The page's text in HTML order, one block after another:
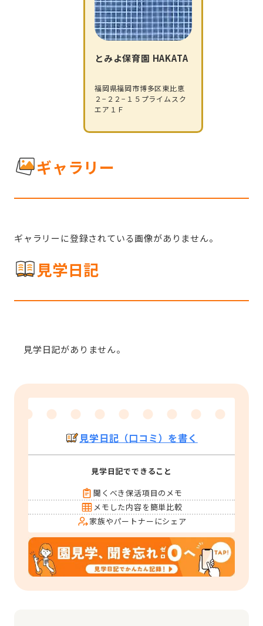
とみよ保育園 HAKATA
福岡県福岡市博多区東比恵
２−２２−１５プライムスク
エア１Ｆ
ギャラリー
ギャラリーに登録されている画像がありません。
見学日記
見学日記がありません。
見学日記（口コミ）を書く
見学日記でできること
聞くべき保活項目のメモ
メモした内容を簡単比較
家族やパートナーにシェア